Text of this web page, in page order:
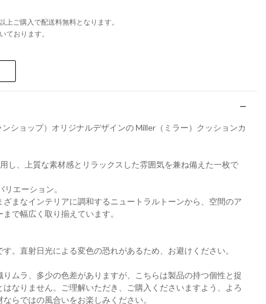
ご購入で配送料無料となります。
ております。
ショップ）オリジナルデザインの Miller（ミラー）クッションカ
し、上質な素材感とリラックスした雰囲気を兼ね備えた一枚で
エーション。
まなインテリアに調和するニュートラルトーンから、空間のア
で幅広く取り揃えています。
。直射日光による変色の恐れがあるため、お避けください。
ムラ、多少の色差がありますが、こちらは製品の持つ個性と捉
なりません。ご理解いただき、ご購入くださいますよう、よろ
らではの風合いをお楽しみください。